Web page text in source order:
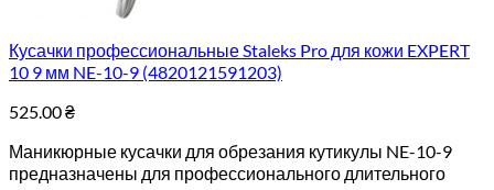
Кусачки профессиональные Staleks Pro для кожи EXPERT
10 9 мм NE-10-9 (4820121591203)
525.00₴
Маникюрные кусачки для обрезания кутикулы NE-10-9
предназначены для профессионального длительного